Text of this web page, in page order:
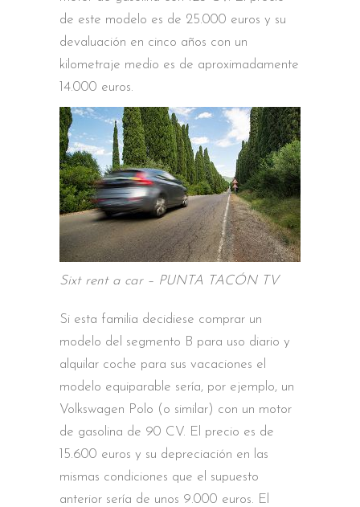
de este modelo es de 25.000 euros y su
devaluación en cinco años con un
kilometraje medio es de aproximadamente
14.000 euros.
Sixt rent a car – PUNTA TACÓN TV
Si esta familia decidiese comprar un
modelo del segmento B para uso diario y
alquilar coche para sus vacaciones el
modelo equiparable sería, por ejemplo, un
Volkswagen Polo (o similar) con un motor
de gasolina de 90 CV. El precio es de
15.600 euros y su depreciación en las
mismas condiciones que el supuesto
anterior sería de unos 9.000 euros. El